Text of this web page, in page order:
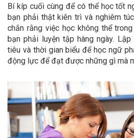
Bí kíp cuối cùng để có thể học tốt
bạn phải thật kiên trì và nghiêm
chắn rằng việc học không thể
bạn phải luyện tập hàng ngày.
tiêu và thời gian biểu để học ngữ
động lực để đạt được những gì mà